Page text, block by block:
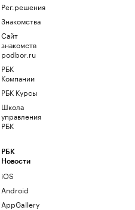
Рег.решения
Знакомства
Сайт
знакомств
podbor.ru
РБК
Компании
РБК Курсы
Школа
управления
РБК
РБК
Новости
iOS
Android
AppGallery